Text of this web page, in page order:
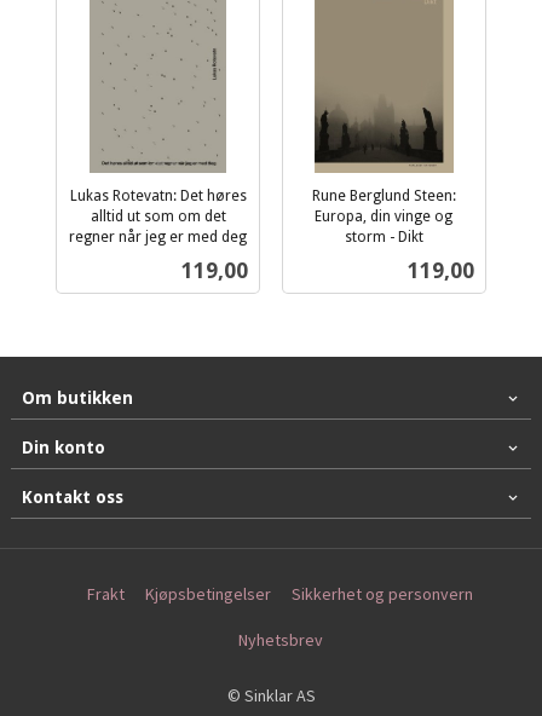
Lukas Rotevatn: Det høres
alltid ut som om det
regner når jeg er med deg
Pris
119,00
Rune Berglund Steen:
Europa, din vinge og
storm - Dikt
Pris
119,00
Om butikken
Din konto
Kontakt oss
Frakt Kjøpsbetingelser Sikkerhet og personvern
Nyhetsbrev
© Sinklar AS